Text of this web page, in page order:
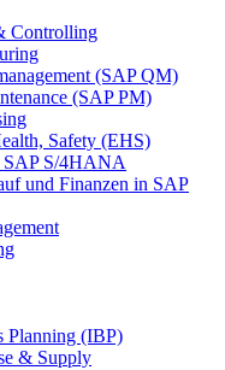
Controlling
(SAP QM)
(SAP PM)
Safety (EHS)
SAP S/4HANA
und Finanzen in SAP
Planning (IBP)
& Supply